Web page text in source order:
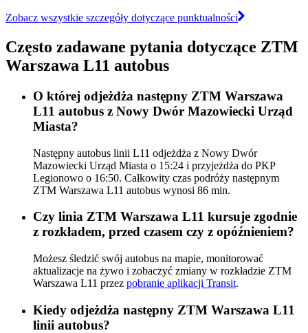
Zobacz wszystkie szczegóły dotyczące punktualności
Często zadawane pytania dotyczące ZTM
Warszawa L11 autobus
O której odjeżdża następny ZTM Warszawa
L11 autobus z Nowy Dwór Mazowiecki Urząd
Miasta?
Następny autobus linii L11 odjeżdża z Nowy Dwór
Mazowiecki Urząd Miasta o 15:24 i przyjeżdża do PKP
Legionowo o 16:50. Całkowity czas podróży następnym
ZTM Warszawa L11 autobus wynosi 86 min.
Czy linia ZTM Warszawa L11 kursuje zgodnie
z rozkładem, przed czasem czy z opóźnieniem?
Możesz śledzić swój autobus na mapie, monitorować
aktualizacje na żywo i zobaczyć zmiany w rozkładzie ZTM
Warszawa L11 przez pobranie aplikacji Transit.
Kiedy odjeżdża następny ZTM Warszawa L11
linii autobus?